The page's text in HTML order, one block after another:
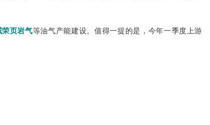
页岩气等油气产能建设。值得一提的是，今年一季度上游